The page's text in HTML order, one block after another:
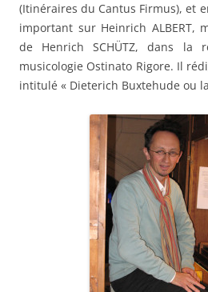
(Itinéraires du Cantus Firmus), et
important sur Heinrich ALBERT,
de Henrich SCHÜTZ, dans la
musicologie Ostinato Rigore. Il
intitulé « Dieterich Buxtehude ou